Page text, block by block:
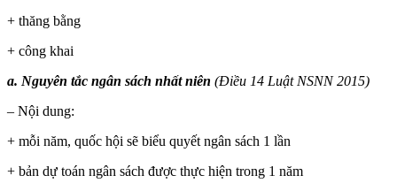
+ thăng bằng
+ công khai
a. Nguyên tắc ngân sách nhất niên (Điều 14 Luật NSNN 2015)
– Nội dung:
+ mỗi năm, quốc hội sẽ biểu quyết ngân sách 1 lần
+ bản dự toán ngân sách được thực hiện trong 1 năm